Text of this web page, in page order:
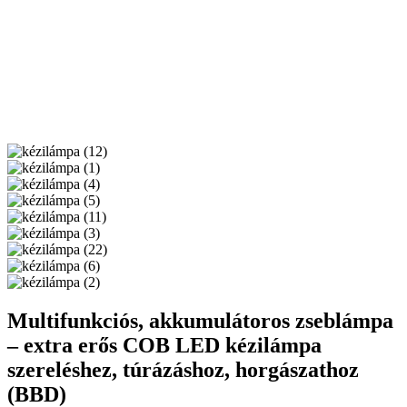
Multifunkciós, akkumulátoros zseblámpa
– extra erős COB LED kézilámpa
szereléshez, túrázáshoz, horgászathoz
(BBD)